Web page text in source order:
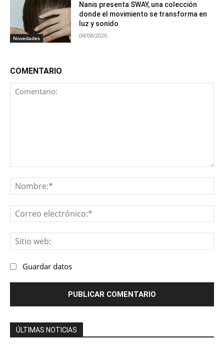
Novedades
Nanis presenta SWAY, una colección
donde el movimiento se transforma en
luz y sonido
04/08/2026
COMENTARIO
Guardar datos
ÚLTIMAS NOTICIAS